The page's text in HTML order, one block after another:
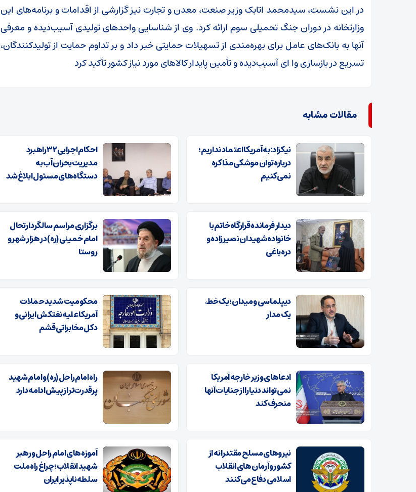
در این نشست، سیدمحمد اتابک وزیر صنعت، معدن و تجارت نیز گزارشی از اقدامات و برنامه‌های این
وزارتخانه در دوران جنگ تحمیلی سوم ارائه کرد. وی از شناسایی واحدهای تولیدی آسیب‌دیده و معرفی
آنها به بانک‌های عامل برای بهره‌مندی از تسهیلات حمایتی خبر داد و بر تداوم حمایت از تولیدکنندگان،
تسریع در بازسازی وا ای آسیب‌دیده و تأمین پایدار کالاهای مورد نیاز کشور تأکید کرد
مقالات مشابه
نیکزاد: به آمریکا اعتماد نداریم؛
درباره توان موشکی مذاکره
نمی‌کنیم
احکام اجرایی ۳۲ راهبرد
مدیریت بحران آب به
دستگاه‌های مسئول ابلاغ شد
دیدار فرمانده قرارگاه‌خاتم با
خانواده شهیدان نصیرزاده و
دره‌باغی
برگزاری مراسم سالگرد ارتحال
امام خمینی (ره) در هزار شهر و
روستا
دیپلماسی و میدان؛ یک خط،
یک مدار
محکومیت شدید حملات
آمریکا علیه نفتکش ایرانی و
دکل مخابراتی قشم
ادعاهای وزیر خارجه آمریکا
نمی‌تواند دنیا را از جنایات آنها
منحرف کند
راه امام راحل (ره) و امام شهید
پرقدرت‌تر از پیش ادامه دارد
نیروهای مسلح مقتدرانه از
کشور و آرمان‌های انقلاب
اسلامی دفاع می‌کنند
آموزه‌های امام راحل و رهبر
شهید انقلاب؛ چراغ راه ملت
سلطه‌ناپذیر ایران